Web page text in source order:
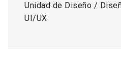
Unidad de Diseño /
UI/UX